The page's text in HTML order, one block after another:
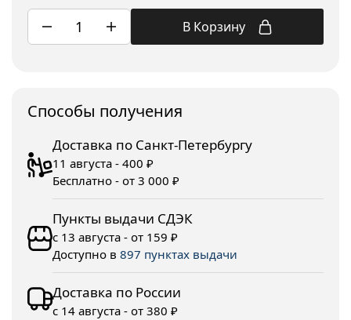
В Корзину
Споcобы получения
Доставка по Санкт-Петербургу
11 августа - 400 ₽
Бесплатно - от 3 000 ₽
Пункты выдачи СДЭК
с 13 августа - от 159 ₽
Доступно в 897 пунктах выдачи
Доставка по России
с 14 августа - от 380 ₽